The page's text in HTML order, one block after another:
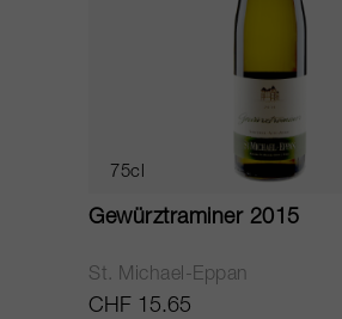
75cl
Gewürztraminer 2015
St. Michael-Eppan
CHF 15.65